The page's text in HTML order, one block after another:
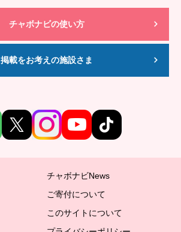
チャボナビの使い方
掲載をお考えの施設さま
チャボナビNews
ご寄付について
このサイトについて